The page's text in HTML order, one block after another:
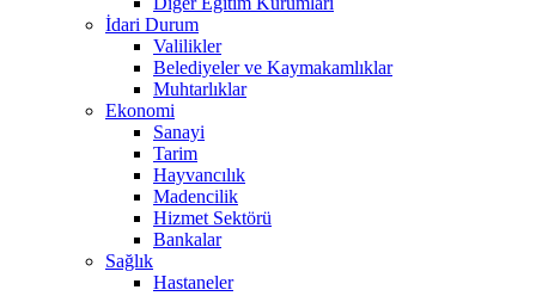
İdari Durum
Valilikler
Belediyeler ve Kaymakamlıklar
Muhtarlıklar
Ekonomi
Sanayi
Tarim
Hayvancılık
Madencilik
Hizmet Sektörü
Bankalar
Sağlık
Hastaneler